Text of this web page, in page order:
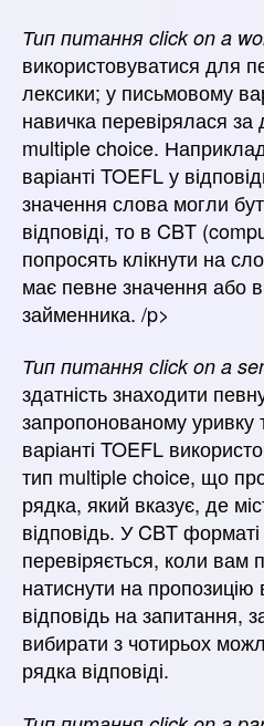
Тип питання click on a
використовуватися для
лексики; у письмовому
навичка перевірялася
multiple choice.
варіанті TOEFL у
значення слова могли
відповіді, то в CBT
попросять клікнути на
має певне значення або
займенника. /p>
Тип питання сlick on a
здатність знаходити
запропонованому уривку
варіанті TOEFL
тип multiple choice, що
рядка, який вказує, де
відповідь. У CBT
перевіряється, коли вам
натиснути на пропозицію
відповідь на запитання,
вибирати з чотирьох
рядка відповіді.